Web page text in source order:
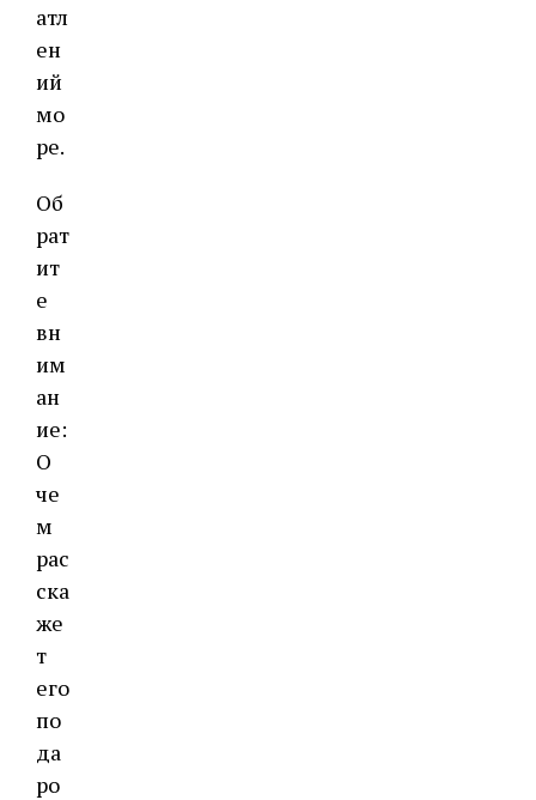
атл
ен
ий
мо
ре.
Об
рат
ит
е
вн
им
ан
ие:
О
че
м
рас
ска
же
т
его
по
да
ро